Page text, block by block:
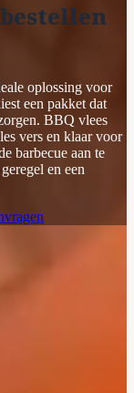
oplossing voor
een pakket dat
BBQ vlees
vers en klaar voor
barbecue aan te
en een